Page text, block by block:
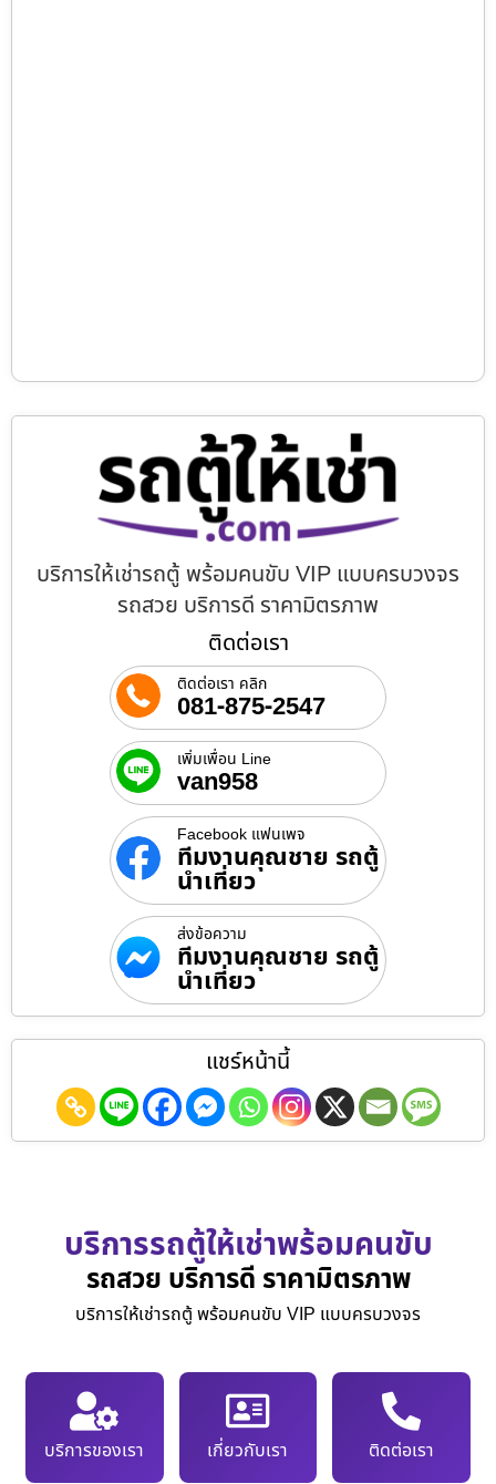
บริการให้เช่ารถตู้ พร้อมคนขับ VIP แบบครบวงจร
รถสวย บริการดี ราคามิตรภาพ
ติดต่อเรา
ติดต่อเรา คลิก
081-875-2547
เพิ่มเพื่อน Line
van958
Facebook แฟนเพจ
ทีมงานคุณชาย รถตู้
นำเที่ยว
ส่งข้อความ
ทีมงานคุณชาย รถตู้
นำเที่ยว
แชร์หน้านี้
บริการรถตู้ให้เช่าพร้อมคนขับ
รถสวย บริการดี ราคามิตรภาพ
บริการให้เช่ารถตู้ พร้อมคนขับ VIP แบบครบวงจร
บริการของเรา เกี่ยวกับเรา ติดต่อเรา